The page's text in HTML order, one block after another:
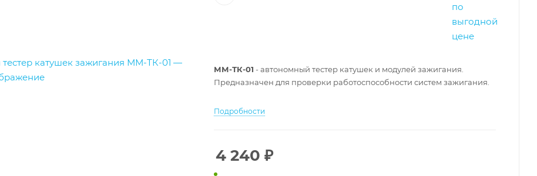
ММ-ТК-01 - автономный тестер катушек и модулей зажигания.
Предназначен для проверки работоспособности систем зажигания.
Подробности
4 240 ₽